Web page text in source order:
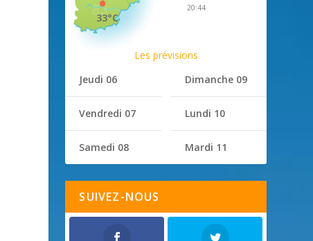
33°C
20:44
Les prévisions
Jeudi 06
Vendredi 07
Samedi 08
Dimanche 09
Lundi 10
Mardi 11
SUIVEZ-NOUS